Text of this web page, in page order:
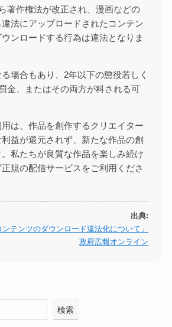
著作権法が改正され、漫画などの
法にアップロードされたコンテン
ンロードする行為は違法となりま
場合もあり、2年以下の懲役若しく
金、またはその両方が科される可
は、作品を創作するクリエイター
益が還元されず、新たな作品の創
私たちが良質な作品を楽しみ続け
規の配信サービスをご利用くださ
出典:
テンツのダウンロード違法化について」
政府広報オンライン
検索